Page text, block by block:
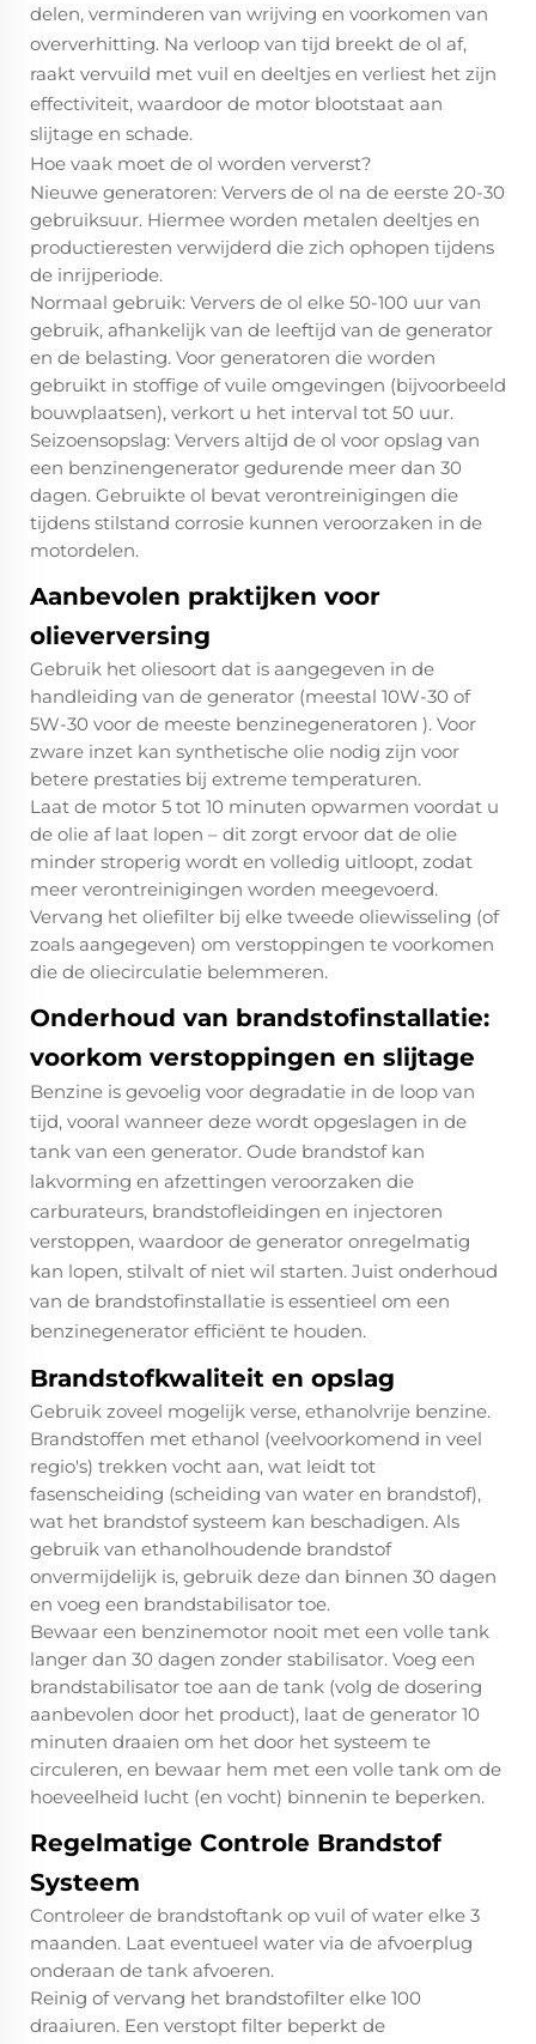
delen, verminderen van wrijving en voorkomen van
oververhitting. Na verloop van tijd breekt de ol af,
raakt vervuild met vuil en deeltjes en verliest het zijn
effectiviteit, waardoor de motor blootstaat aan
slijtage en schade.​
Hoe vaak moet de ol worden ververst?​
Nieuwe generatoren: Ververs de ol na de eerste 20-30
gebruiksuur. Hiermee worden metalen deeltjes en
productieresten verwijderd die zich ophopen tijdens
de inrijperiode.​
Normaal gebruik: Ververs de ol elke 50-100 uur van
gebruik, afhankelijk van de leeftijd van de generator
en de belasting. Voor generatoren die worden
gebruikt in stoffige of vuile omgevingen (bijvoorbeeld
bouwplaatsen), verkort u het interval tot 50 uur.​
Seizoensopslag: Ververs altijd de ol voor opslag van
een benzinengenerator gedurende meer dan 30
dagen. Gebruikte ol bevat verontreinigingen die
tijdens stilstand corrosie kunnen veroorzaken in de
motordelen.​
Aanbevolen praktijken voor
olieverversing
Gebruik het oliesoort dat is aangegeven in de
handleiding van de generator (meestal 10W-30 of
5W-30 voor de meeste benzinegeneratoren ). Voor
zware inzet kan synthetische olie nodig zijn voor
betere prestaties bij extreme temperaturen.​
Laat de motor 5 tot 10 minuten opwarmen voordat u
de olie af laat lopen – dit zorgt ervoor dat de olie
minder stroperig wordt en volledig uitloopt, zodat
meer verontreinigingen worden meegevoerd.​
Vervang het oliefilter bij elke tweede oliewisseling (of
zoals aangegeven) om verstoppingen te voorkomen
die de oliecirculatie belemmeren.​
Onderhoud van brandstofinstallatie:
voorkom verstoppingen en slijtage
Benzine is gevoelig voor degradatie in de loop van
tijd, vooral wanneer deze wordt opgeslagen in de
tank van een generator. Oude brandstof kan
lakvorming en afzettingen veroorzaken die
carburateurs, brandstofleidingen en injectoren
verstoppen, waardoor de generator onregelmatig
kan lopen, stilvalt of niet wil starten. Juist onderhoud
van de brandstofinstallatie is essentieel om een
benzinegenerator efficiënt te houden.​
Brandstofkwaliteit en opslag
Gebruik zoveel mogelijk verse, ethanolvrije benzine.
Brandstoffen met ethanol (veelvoorkomend in veel
regio's) trekken vocht aan, wat leidt tot
fasenscheiding (scheiding van water en brandstof),
wat het brandstof systeem kan beschadigen. Als
gebruik van ethanolhoudende brandstof
onvermijdelijk is, gebruik deze dan binnen 30 dagen
en voeg een brandstabilisator toe.
Bewaar een benzinemotor nooit met een volle tank
langer dan 30 dagen zonder stabilisator. Voeg een
brandstabilisator toe aan de tank (volg de dosering
aanbevolen door het product), laat de generator 10
minuten draaien om het door het systeem te
circuleren, en bewaar hem met een volle tank om de
hoeveelheid lucht (en vocht) binnenin te beperken.
Regelmatige Controle Brandstof
Systeem
Controleer de brandstoftank op vuil of water elke 3
maanden. Laat eventueel water via de afvoerplug
onderaan de tank afvoeren.
Reinig of vervang het brandstofilter elke 100
draaiuren. Een verstopt filter beperkt de